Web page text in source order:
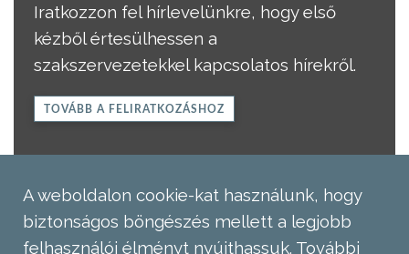
Iratkozzon fel hírlevelünkre, hogy első
kézből értesülhessen a
szakszervezetekkel kapcsolatos hírekről.
TOVÁBB A FELIRATKOZÁSHOZ
A weboldalon cookie-kat használunk, hogy
biztonságos böngészés mellett a legjobb
felhasználói élményt nyújthassuk. További